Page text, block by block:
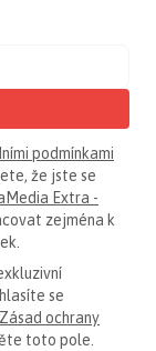
podmínkami
že jste se
Extra -
zejména k
se
Zásad ochrany
toto pole.